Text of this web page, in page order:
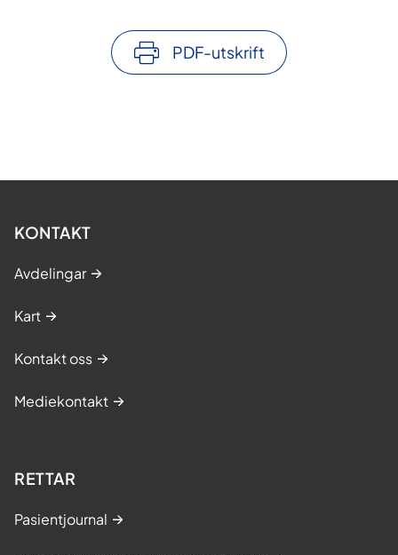
PDF-utskrift
KONTAKT
Avdelingar
Kart
Kontakt oss
Mediekontakt
RETTAR
Pasientjournal